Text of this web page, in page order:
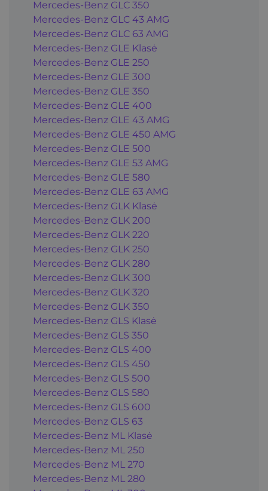
Mercedes-Benz GLC 350
Mercedes-Benz GLC 43 AMG
Mercedes-Benz GLC 63 AMG
Mercedes-Benz GLE Klasė
Mercedes-Benz GLE 250
Mercedes-Benz GLE 300
Mercedes-Benz GLE 350
Mercedes-Benz GLE 400
Mercedes-Benz GLE 43 AMG
Mercedes-Benz GLE 450 AMG
Mercedes-Benz GLE 500
Mercedes-Benz GLE 53 AMG
Mercedes-Benz GLE 580
Mercedes-Benz GLE 63 AMG
Mercedes-Benz GLK Klasė
Mercedes-Benz GLK 200
Mercedes-Benz GLK 220
Mercedes-Benz GLK 250
Mercedes-Benz GLK 280
Mercedes-Benz GLK 300
Mercedes-Benz GLK 320
Mercedes-Benz GLK 350
Mercedes-Benz GLS Klasė
Mercedes-Benz GLS 350
Mercedes-Benz GLS 400
Mercedes-Benz GLS 450
Mercedes-Benz GLS 500
Mercedes-Benz GLS 580
Mercedes-Benz GLS 600
Mercedes-Benz GLS 63
Mercedes-Benz ML Klasė
Mercedes-Benz ML 250
Mercedes-Benz ML 270
Mercedes-Benz ML 280